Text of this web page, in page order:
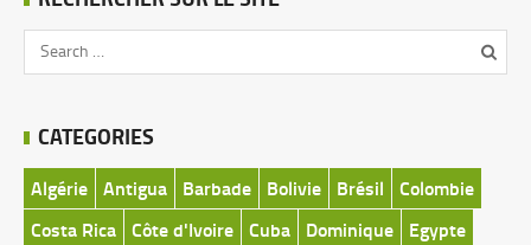
CATEGORIES
Algérie Antigua Barbade Bolivie Brésil
Colombie
Costa Rica Côte d'Ivoire Cuba Dominique
Egypte